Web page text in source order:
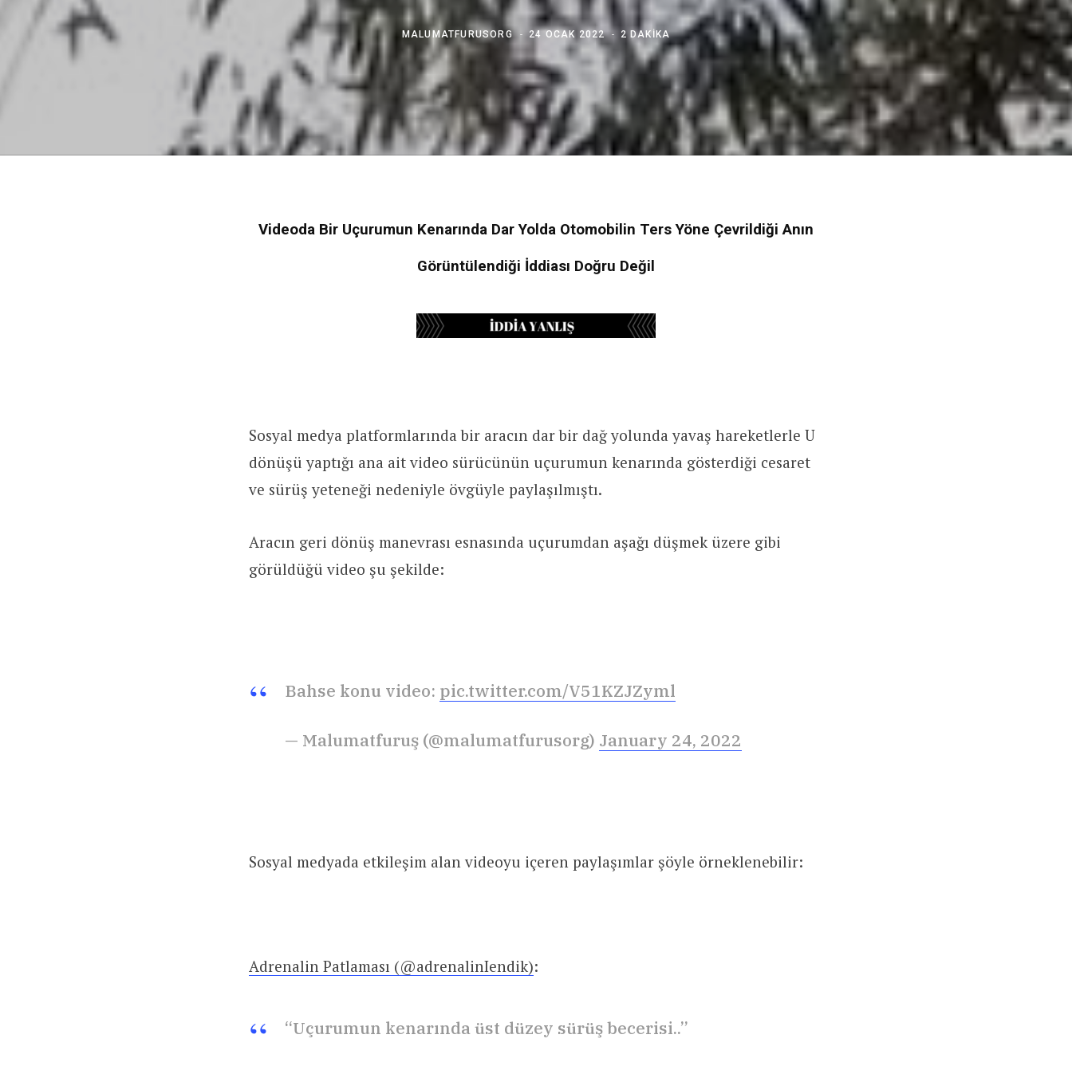
MALUMATFURUSORG 24 OCAK 2022 2 DAKIKA
Videoda Bir Uçurumun Kenarında Dar Yolda Otomobilin Ters Yöne Çevrildiği Anın
Görüntülendiği İddiası Doğru Değil
Sosyal medya platformlarında bir aracın dar bir dağ yolunda yavaş hareketlerle U
dönüşü yaptığı ana ait video sürücünün uçurumun kenarında gösterdiği cesaret
ve sürüş yeteneği nedeniyle övgüyle paylaşılmıştı.
Aracın geri dönüş manevrası esnasında uçurumdan aşağı düşmek üzere gibi
görüldüğü video şu şekilde:
Bahse konu video: pic.twitter.com/V51KZJZyml
— Malumatfuruş (@malumatfurusorg) January 24, 2022
Sosyal medyada etkileşim alan videoyu içeren paylaşımlar şöyle örneklenebilir:
Adrenalin Patlaması (@adrenalinIendik):
“Uçurumun kenarında üst düzey sürüş becerisi..”